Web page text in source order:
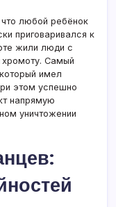
что любой ребёнок
приговаривался к
жили люди с
хромоту. Самый
имел
этом успешно
напрямую
уничтожении